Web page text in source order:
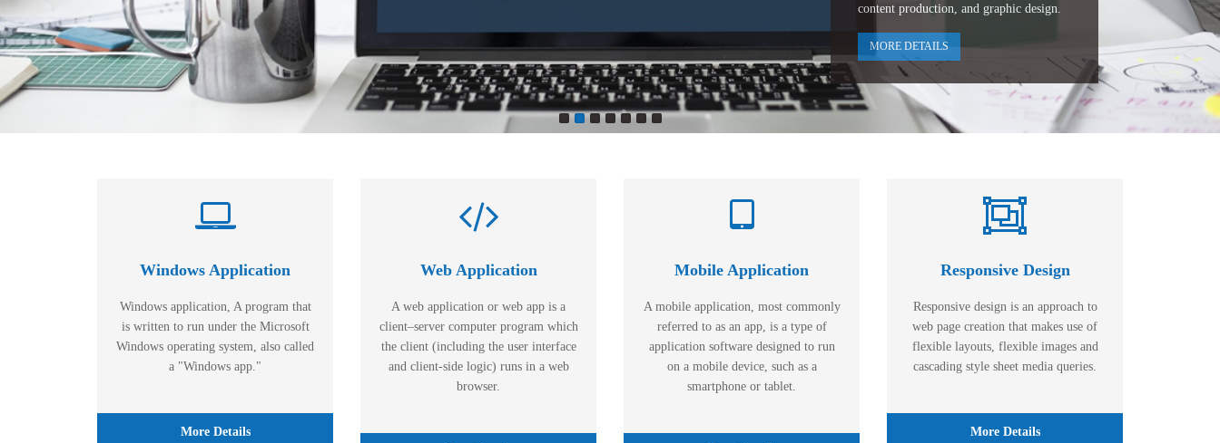
content production, and graphic design.
MORE DETAILS
Windows Application
Windows application, A program that
is written to run under the Microsoft
Windows operating system, also called
a "Windows app."
More Details
Web Application
A web application or web app is a
client–server computer program which
the client (including the user interface
and client-side logic) runs in a web
browser.
Mobile Application
A mobile application, most commonly
referred to as an app, is a type of
application software designed to run
on a mobile device, such as a
smartphone or tablet.
Responsive Design
Responsive design is an approach to
web page creation that makes use of
flexible layouts, flexible images and
cascading style sheet media queries.
More Details